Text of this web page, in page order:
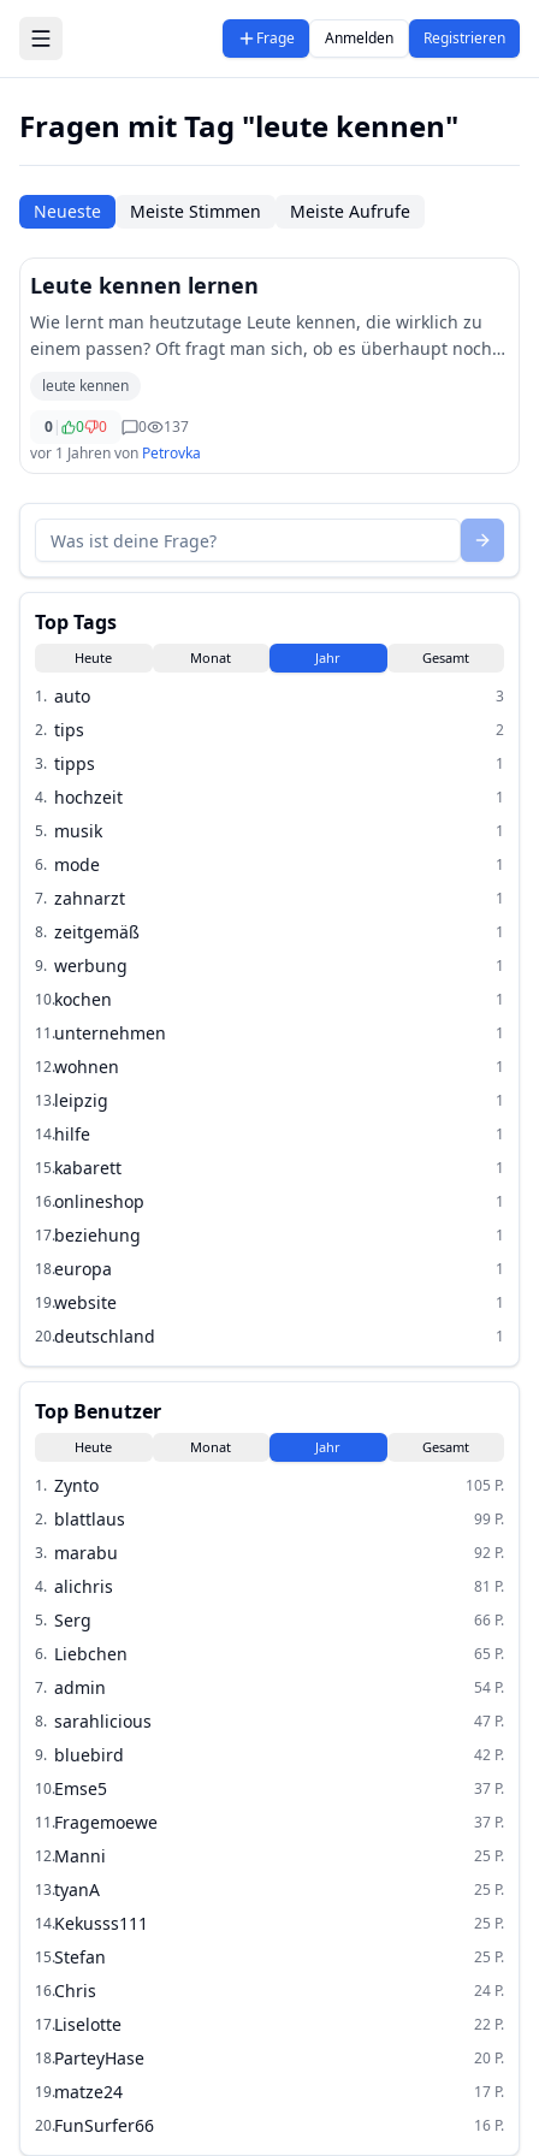
Zum Hauptinhalt springen
Frage Anmelden Registrieren
Fragen mit Tag "leute kennen"
Neueste Meiste Stimmen Meiste Aufrufe
Leute kennen lernen
Wie lernt man heutzutage Leute kennen, die wirklich zu
einem passen? Oft fragt man sich, ob es überhaupt noch
Orte gibt, wo das möglich ist, ohne dass man sich dabei
leute kennen
0| 0 0 0
137
vor 1 Jahrenvon Petrovka
Top Tags
Heute Monat Jahr Gesamt
1. auto
3
2. tips
2
3. tipps
1
4. hochzeit
1
5. musik
1
6. mode
1
7. zahnarzt
1
8. zeitgemäß
1
9. werbung
1
10.kochen
1
11.unternehmen
1
12.wohnen
1
13.leipzig
1
14.hilfe
1
15.kabarett
1
16.onlineshop
1
17.beziehung
1
18.europa
1
19.website
1
20.deutschland 1
Top Benutzer
Heute Monat Jahr Gesamt
1. Zynto 105 P.
2. blattlaus 99 P.
3. marabu 92 P.
4. alichris 81 P.
5. Serg 66 P.
6. Liebchen 65 P.
7. admin 54 P.
8. sarahlicious 47 P.
9. bluebird 42 P.
10.Emse5 37 P.
11.Fragemoewe 37 P.
12.Manni 25 P.
13.tyanA 25 P.
14.Kekusss111 25 P.
15.Stefan 25 P.
16.Chris 24 P.
17.Liselotte 22 P.
18.ParteyHase 20 P.
19.matze24 17 P.
20.FunSurfer66 16 P.